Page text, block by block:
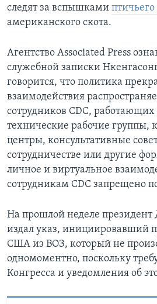
следят за вспышками
американского скота.
Агентство Associated Press
служебной записки
говорится, что политика
взаимодействия
сотрудников CDC, работающих
технические рабочие группы,
центры, консультативные
сотрудничестве или другие
личное и виртуальное
сотрудникам CDC запрещено
На прошлой неделе президент
издал указ, инициировавший
США из ВОЗ, который не
одномоментно, поскольку
Конгресса и уведомления об